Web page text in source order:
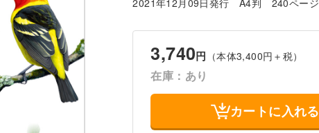
2021年12月09日発行
A4判 240ページ
3,740円 （本体3,400円＋税）
在庫：あり
カートに入れる